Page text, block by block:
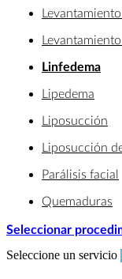
Linfedema
Lipedema
Liposucción
Liposucción
Parálisis facial
Quemaduras
Seleccionar
Seleccione un servicio